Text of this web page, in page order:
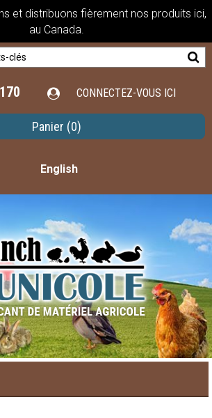
et distribuons fièrement nos produits ici,
au Canada.
CONNECTEZ-VOUS ICI
Panier (0)
English